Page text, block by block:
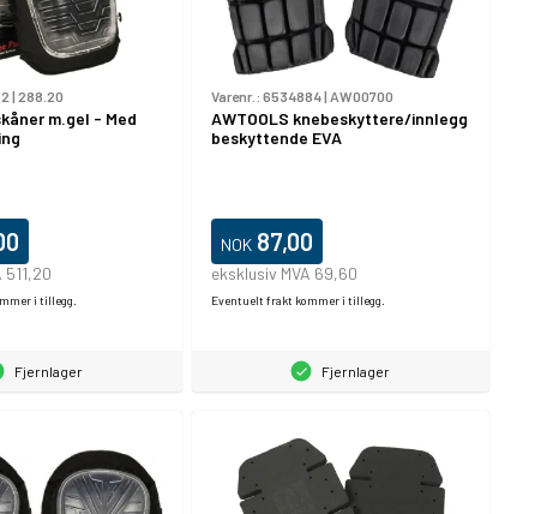
| 288.20
m.gel - Med
511,20
i tillegg.
Fjernlager
Varenr.: 6534884| AW00700
AWTOOLS knebeskyttere/innlegg
beskyttende EVA
NOK 87,00
eksklusiv MVA 69,60
Eventuelt frakt kommer i tillegg.
Fjernlager